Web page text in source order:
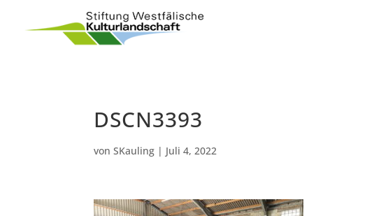
DSCN3393
vonSKauling | Juli 4, 2022